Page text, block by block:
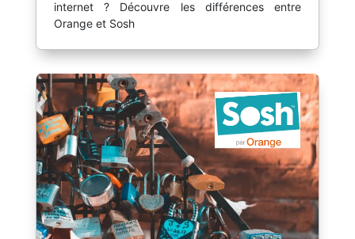
internet ? Découvre les différences entre
Orange et Sosh